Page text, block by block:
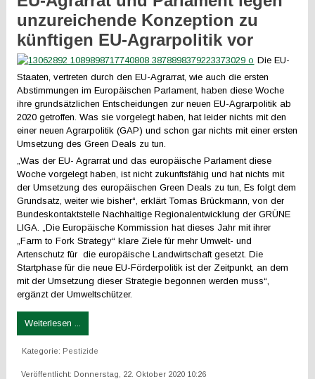
unzureichende Konzeption zu
künftigen EU-Agrarpolitik vor
Die EU-
Staaten, vertreten durch den EU-Agrarrat, wie auch die ersten
Abstimmungen im Europäischen Parlament, haben diese Woche
ihre grundsätzlichen Entscheidungen zur neuen EU-Agrarpolitik ab
2020 getroffen. Was sie vorgelegt haben, hat leider nichts mit den
einer neuen Agrarpolitik (GAP) und schon gar nichts mit einer ersten
Umsetzung des Green Deals zu tun.
„Was der EU- Agrarrat und das europäische Parlament diese
Woche vorgelegt haben, ist nicht zukunftsfähig und hat nichts mit
der Umsetzung des europäischen Green Deals zu tun, Es folgt dem
Grundsatz, weiter wie bisher“, erklärt Tomas Brückmann, von der
Bundeskontaktstelle Nachhaltige Regionalentwicklung der GRÜNE
LIGA. „Die Europäische Kommission hat dieses Jahr mit ihrer
„Farm to Fork Strategy“ klare Ziele für mehr Umwelt- und
Artenschutz für die europäische Landwirtschaft gesetzt. Die
Startphase für die neue EU-Förderpolitik ist der Zeitpunkt, an dem
mit der Umsetzung dieser Strategie begonnen werden muss“,
ergänzt der Umweltschützer.
Weiterlesen ...
Kategorie: Pestizide
Veröffentlicht: Donnerstag, 22. Oktober 2020 10:26